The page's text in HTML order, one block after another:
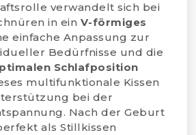
verwandelt sich bei
in ein V-förmiges
einfache Anpassung zur
Bedürfnisse und die
Schlafposition
multifunktionale Kissen
bei der
Nach der Geburt
als Stillkissen